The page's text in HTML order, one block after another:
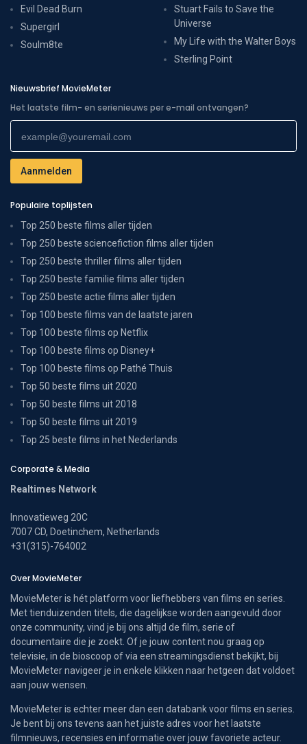
Evil Dead Burn
Supergirl
Soulm8te
Stuart Fails to Save the
Universe
My Life with the Walter Boys
Sterling Point
Nieuwsbrief MovieMeter
Het laatste film- en serienieuws per e-mail ontvangen?
Populaire toplijsten
Top 250 beste films aller tijden
Top 250 beste sciencefiction films aller tijden
Top 250 beste thriller films aller tijden
Top 250 beste familie films aller tijden
Top 250 beste actie films aller tijden
Top 100 beste films van de laatste jaren
Top 100 beste films op Netflix
Top 100 beste films op Disney+
Top 100 beste films op Pathé Thuis
Top 50 beste films uit 2020
Top 50 beste films uit 2018
Top 50 beste films uit 2019
Top 25 beste films in het Nederlands
Corporate & Media
Realtimes Network
Innovatieweg 20C
7007 CD, Doetinchem, Netherlands
+31(315)-764002
Over MovieMeter
MovieMeter is hét platform voor liefhebbers van films en series.
Met tienduizenden titels, die dagelijkse worden aangevuld door
onze community, vind je bij ons altijd de film, serie of
documentaire die je zoekt. Of je jouw content nou graag op
televisie, in de bioscoop of via een streamingsdienst bekijkt, bij
MovieMeter navigeer je in enkele klikken naar hetgeen dat voldoet
aan jouw wensen.
MovieMeter is echter meer dan een databank voor films en series.
Je bent bij ons tevens aan het juiste adres voor het laatste
filmnieuws, recensies en informatie over jouw favoriete acteur.